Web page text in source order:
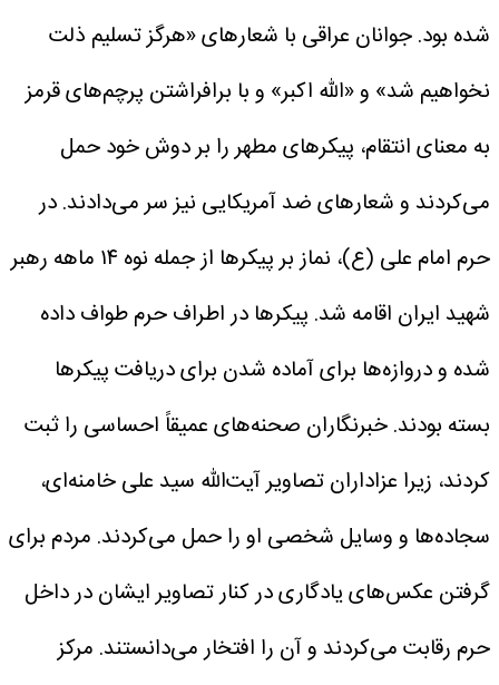
شده بود.جوانان عراقی با شعارهای «هرگز تسلیم ذلت
نخواهیم شد» و «الله اکبر» و با برافراشتن پرچم‌های قرمز
به معنای انتقام، پیکرهای مطهر را بر دوش خود حمل
می‌کردند و شعارهای ضد آمریکایی نیز سر می‌دادند.در
حرم امام علی (ع)، نماز بر پیکرها از جمله نوه ۱۴ ماهه رهبر
شهید ایران اقامه شد. پیکرها در اطراف حرم طواف داده
شده و دروازه‌ها برای آماده شدن برای دریافت پیکرها
بسته بودند.خبرنگاران صحنه‌های عمیقاً احساسی را ثبت
کردند، زیرا عزاداران تصاویر آیت‌الله سید علی خامنه‌ای،
سجاده‌ها و وسایل شخصی او را حمل می‌کردند. مردم برای
گرفتن عکس‌های یادگاری در کنار تصاویر ایشان در داخل
حرم رقابت می‌کردند و آن را افتخار می‌دانستند. مرکز